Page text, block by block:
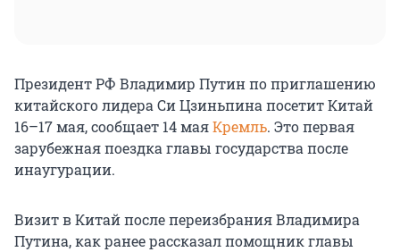
Президент РФ Владимир Путин по приглашению
китайского лидера Си Цзиньпина посетит Китай
16–17 мая, сообщает 14 маяКремль. Это первая
зарубежная поездка главы государства после
инаугурации.
Визит в Китай после переизбрания Владимира
Путина, как ранее рассказал помощник главы